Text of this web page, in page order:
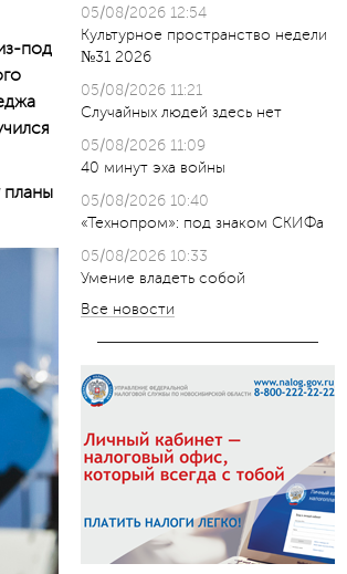
под
планы
05/08/2026 12:54
Культурное пространство недели
№31 2026
05/08/2026 11:21
Случайных людей здесь нет
05/08/2026 11:09
40 минут эха войны
05/08/2026 10:40
«Технопром»: под знаком СКИФа
05/08/2026 10:33
Умение владеть собой
Все новости